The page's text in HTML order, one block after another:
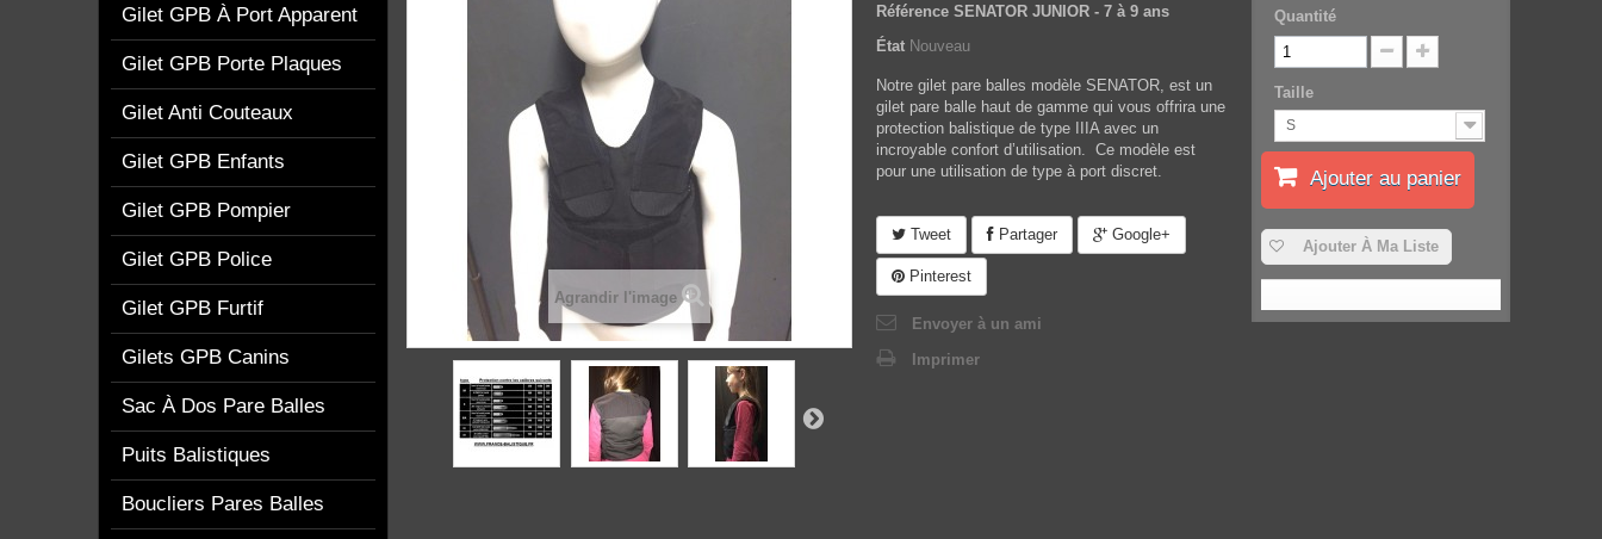
Gilet GPB À Port Apparent
Gilet GPB Porte Plaques
Gilet Anti Couteaux
Gilet GPB Enfants
Gilet GPB Pompier
Gilet GPB Police
Gilet GPB Furtif
Gilets GPB Canins
Sac À Dos Pare Balles
Puits Balistiques
Boucliers Pares Balles
Agrandir l'image
Référence SENATOR JUNIOR - 7 à 9 ans
État Nouveau
Notre gilet pare balles modèle SENATOR, est un
gilet pare balle haut de gamme qui vous offrira une
protection balistique de type IIIA avec un
incroyable confort d’utilisation. Ce modèle est
pour une utilisation de type à port discret.
Tweet Partager Google+
Pinterest
Envoyer à un ami
Imprimer
Quantité
Taille
S
Ajouter au panier
Ajouter À Ma Liste